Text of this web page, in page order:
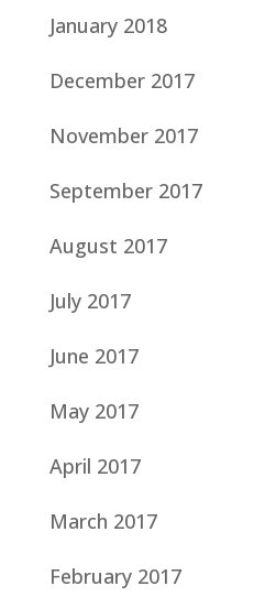
January 2018
December 2017
November 2017
September 2017
August 2017
July 2017
June 2017
May 2017
April 2017
March 2017
February 2017